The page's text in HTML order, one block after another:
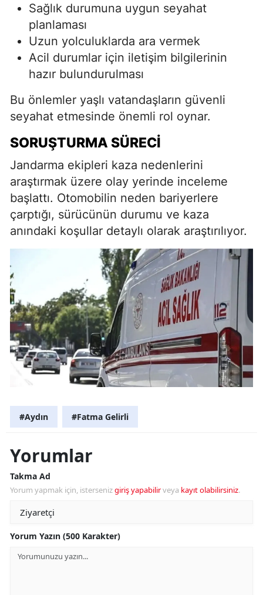
Sağlık durumuna uygun seyahat
planlaması
Uzun yolculuklarda ara vermek
Acil durumlar için iletişim bilgilerinin
hazır bulundurulması
Bu önlemler yaşlı vatandaşların güvenli
seyahat etmesinde önemli rol oynar.
SORUŞTURMA SÜRECI
Jandarma ekipleri kaza nedenlerini
araştırmak üzere olay yerinde inceleme
başlattı. Otomobilin neden bariyerlere
çarptığı, sürücünün durumu ve kaza
anındaki koşullar detaylı olarak araştırılıyor.
#Aydın #Fatma Gelirli
Yorumlar
Takma Ad
Yorum yapmak için, istersenizgiriş yapabilirveya kayıt olabilirsiniz.
Yorum Yazın (500 Karakter)